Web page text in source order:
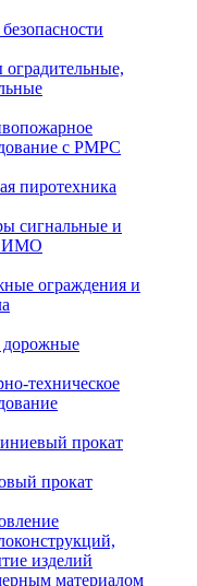
с РМРС
пиротехника
сигнальные и
ИМО
ограждения и
дорожные
техническое
прокат
прокат
изделий
материалом